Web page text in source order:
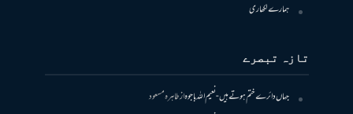
ہمارے لکھاری
تازہ تبصرے
جہاں دائرے ختم ہوتے ہیں- نعیم اللہ باجوہازطاہرہ مسعود